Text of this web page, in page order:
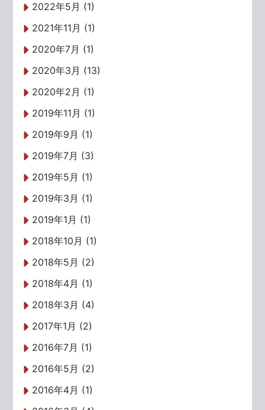
2022年5月 (1)
2021年11月 (1)
2020年7月 (1)
2020年3月 (13)
2020年2月 (1)
2019年11月 (1)
2019年9月 (1)
2019年7月 (3)
2019年5月 (1)
2019年3月 (1)
2019年1月 (1)
2018年10月 (1)
2018年5月 (2)
2018年4月 (1)
2018年3月 (4)
2017年1月 (2)
2016年7月 (1)
2016年5月 (2)
2016年4月 (1)